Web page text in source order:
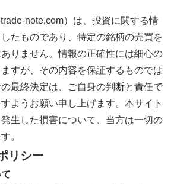
note.com）は、投資に関する情
たものであり、特定の銘柄の売買を
りません。情報の正確性には細心の
すが、その内容を保証するものでは
最終決定は、ご自身の判断と責任で
ようお願い申し上げます。本サイト
生した損害について、当方は一切の
。
リシー